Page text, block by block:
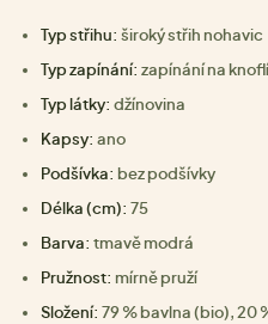
Typ střihu: široký střih nohavic
Typ zapínání: zapínání na
Typ látky: džínovina
Kapsy: ano
Podšívka: bez podšívky
Délka (cm): 75
Barva: tmavě modrá
Pružnost: mírně pruží
Složení: 79 % bavlna (bio), 20